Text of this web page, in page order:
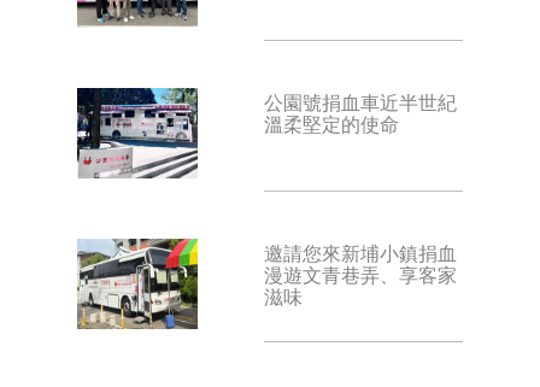
公園號捐血車近半世紀
溫柔堅定的使命
邀請您來新埔小鎮捐血
漫遊文青巷弄、享客家
滋味